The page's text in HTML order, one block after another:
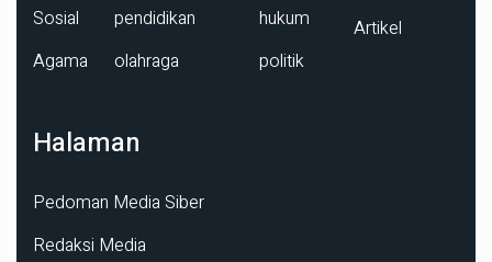
Sosial
Agama
pendidikan
olahraga
hukum
politik
Artikel
Halaman
Pedoman Media Siber
Redaksi Media